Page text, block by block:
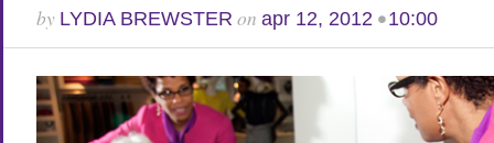
by LYDIA BREWSTER on apr 12, 2012•10:00